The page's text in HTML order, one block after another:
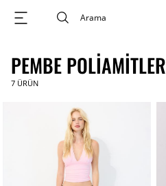
PEMBE POLIAMITLER
7 ÜRÜN